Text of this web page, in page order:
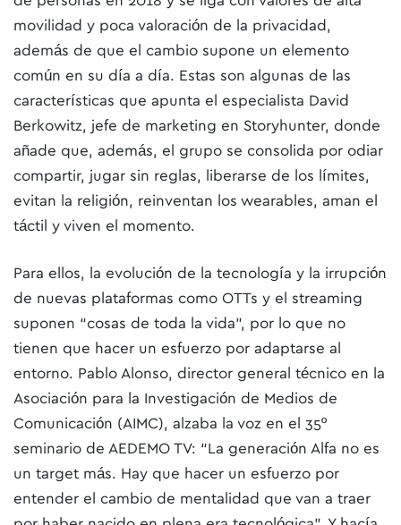
movilidad y poca valoración de la privacidad,
además de que el cambio supone un elemento
común en su día a día. Estas son algunas de las
características que apunta el especialista David
Berkowitz, jefe de marketing en Storyhunter, donde
añade que, además, el grupo se consolida por odiar
compartir, jugar sin reglas, liberarse de los límites,
evitan la religión, reinventan los wearables, aman el
táctil y viven el momento.
Para ellos, la evolución de la tecnología y la irrupción
de nuevas plataformas como OTTs y el streaming
suponen “cosas de toda la vida”, por lo que no
tienen que hacer un esfuerzo por adaptarse al
entorno. Pablo Alonso, director general técnico en la
Asociación para la Investigación de Medios de
Comunicación (AIMC), alzaba la voz en el 35º
seminario de AEDEMO TV: “La generación Alfa no es
un target más. Hay que hacer un esfuerzo por
entender el cambio de mentalidad que van a traer